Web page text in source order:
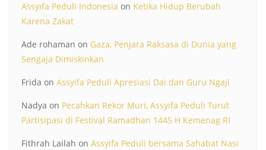
Assyifa Peduli Indonesia on Ketika Hidup Berubah
Karena Zakat
Ade rohaman on Gaza, Penjara Raksasa di Dunia yang
Sengaja Dimiskinkan
Frida on Assyifa Peduli Apresiasi Dai dan Guru Ngaji
Nadya on Pecahkan Rekor Muri, Assyifa Peduli Turut
Partisipasi di Festival Ramadhan 1445 H Kemenag RI
Fithrah Lailah on Assyifa Peduli bersama Sahabat Nasi